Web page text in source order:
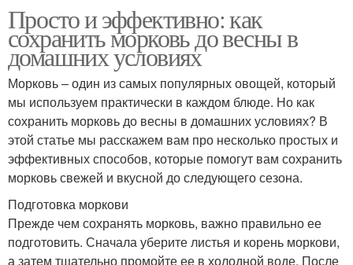
Просто и эффективно: как
сохранить морковь до весны в
домашних условиях
Морковь – один из самых популярных овощей, который
мы используем практически в каждом блюде. Но как
сохранить морковь до весны в домашних условиях? В
этой статье мы расскажем вам про несколько простых и
эффективных способов, которые помогут вам сохранить
морковь свежей и вкусной до следующего сезона.
Подготовка моркови
Прежде чем сохранять морковь, важно правильно ее
подготовить. Сначала уберите листья и корень моркови,
а затем тщательно промойте ее в холодной воде. После